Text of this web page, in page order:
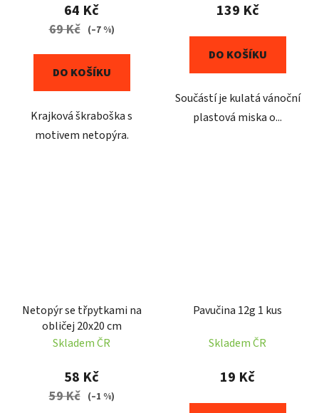
64 Kč
69 Kč (–7 %)
DO KOŠÍKU
Krajková škraboška s
motivem netopýra.
139 Kč
DO KOŠÍKU
Součástí je kulatá vánoční
plastová miska o...
Netopýr se třpytkami na
obličej 20x20 cm
Skladem ČR
58 Kč
59 Kč (–1 %)
Pavučina 12g 1 kus
Skladem ČR
19 Kč